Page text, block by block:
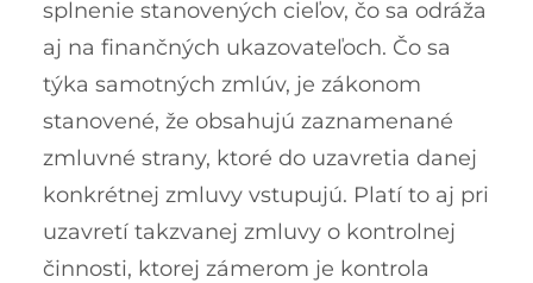
splnenie stanovených cieľov, čo sa odráža
aj na finančných ukazovateľoch. Čo sa
týka samotných zmlúv, je zákonom
stanovené, že obsahujú zaznamenané
zmluvné strany, ktoré do uzavretia danej
konkrétnej zmluvy vstupujú. Platí to aj pri
uzavretí takzvanej zmluvy o kontrolnej
činnosti, ktorej zámerom je kontrola